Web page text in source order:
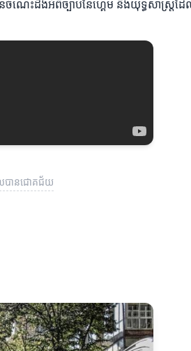
នចំណេះដឹងអំពីច្បាប់នៃហ្គេម និងយុទ្ធសាស្ត្រដ
លបានជោគជ័យ